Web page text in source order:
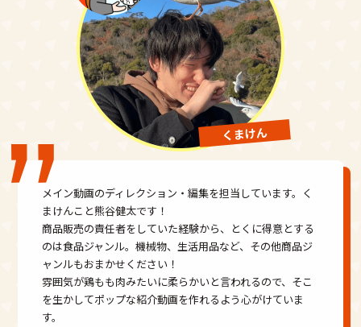
くまけん
メイン動画のディレクション・編集を担当しています。 く
まけんこと熊谷健太です！
商品販売の責任者をしていた経験から、とくに得意とする
のは食品ジャンル。機械物、生活用品など、その他商品ジ
ャンルもおまかせください！
雰囲気が鶏もも肉みたいに柔らかいと言われるので、そこ
を生かしてポップな紹介動画を作れるよう心がけていま
す。